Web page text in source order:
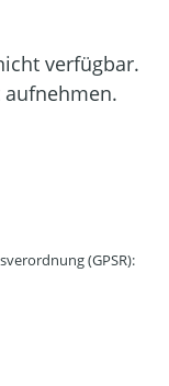
verfügbar.
(GPSR):